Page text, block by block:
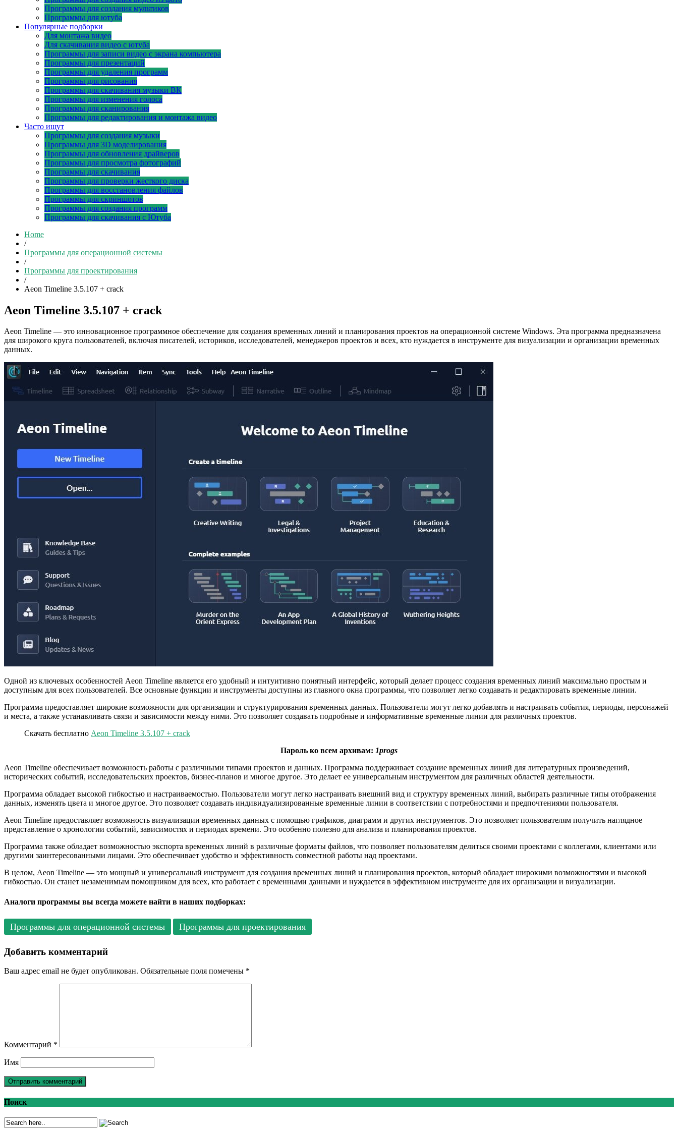
Программы для создания мультиков
Программы для ютуба
Популярные подборки
Для монтажа видео
Для скачивания видео с ютуба
Программы для записи видео с экрана компьютера
Программы для презентаций
Программы для удаления программ
Программы для рисования
Программы для скачивания музыки ВК
Программы для изменения голоса
Программы для сканирования
Программы для редактирования и монтажа видео
Часто ищут
Программы для создания музыки
Программы для 3D моделирования
Программы для обновления драйверов
Программы для просмотра фотографий
Программы для скачивания
Программы для проверки жесткого диска
Программы для восстановления файлов
Программы для скриншотов
Программы для создания программ
Программы для скачивания с Ютуба
Home
/
Программы для операционной системы
/
Программы для проектирования
/
Aeon Timeline 3.5.107 + crack
Aeon Timeline 3.5.107 + crack
Aeon Timeline — это инновационное программное обеспечение для создания временных линий и планирования проектов на операционной системе Windows. Эта программа предназначена
для широкого круга пользователей, включая писателей, историков, исследователей, менеджеров проектов и всех, кто нуждается в инструменте для визуализации и организации временных
данных.
Одной из ключевых особенностей Aeon Timeline является его удобный и интуитивно понятный интерфейс, который делает процесс создания временных линий максимально простым и
доступным для всех пользователей. Все основные функции и инструменты доступны из главного окна программы, что позволяет легко создавать и редактировать временные линии.
Программа предоставляет широкие возможности для организации и структурирования временных данных. Пользователи могут легко добавлять и настраивать события, периоды, персонажей
и места, а также устанавливать связи и зависимости между ними. Это позволяет создавать подробные и информативные временные линии для различных проектов.
Скачать бесплатно Aeon Timeline 3.5.107 + crack
Пароль ко всем архивам: 1progs
Aeon Timeline обеспечивает возможность работы с различными типами проектов и данных. Программа поддерживает создание временных линий для литературных произведений,
исторических событий, исследовательских проектов, бизнес-планов и многое другое. Это делает ее универсальным инструментом для различных областей деятельности.
Программа обладает высокой гибкостью и настраиваемостью. Пользователи могут легко настраивать внешний вид и структуру временных линий, выбирать различные типы отображения
данных, изменять цвета и многое другое. Это позволяет создавать индивидуализированные временные линии в соответствии с потребностями и предпочтениями пользователя.
Aeon Timeline предоставляет возможность визуализации временных данных с помощью графиков, диаграмм и других инструментов. Это позволяет пользователям получить наглядное
представление о хронологии событий, зависимостях и периодах времени. Это особенно полезно для анализа и планирования проектов.
Программа также обладает возможностью экспорта временных линий в различные форматы файлов, что позволяет пользователям делиться своими проектами с коллегами, клиентами или
другими заинтересованными лицами. Это обеспечивает удобство и эффективность совместной работы над проектами.
В целом, Aeon Timeline — это мощный и универсальный инструмент для создания временных линий и планирования проектов, который обладает широкими возможностями и высокой
гибкостью. Он станет незаменимым помощником для всех, кто работает с временными данными и нуждается в эффективном инструменте для их организации и визуализации.
Аналоги программы вы всегда можете найти в наших подборках:
Программы для операционной системы Программы для проектирования
Добавить комментарий
Ваш адрес email не будет опубликован. Обязательные поля помечены *
Комментарий *
Имя
Поиск